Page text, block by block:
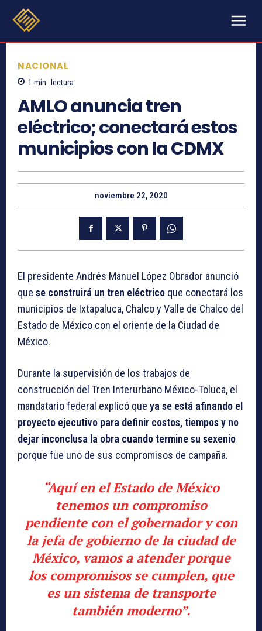
NACIONAL
1 min. lectura
AMLO anuncia tren
eléctrico; conectará estos
municipios con la CDMX
noviembre 22, 2020
El presidente Andrés Manuel López Obrador anunció
que se construirá un tren eléctrico que conectará los
municipios de Ixtapaluca, Chalco y Valle de Chalco del
Estado de México con el oriente de la Ciudad de
México.
Durante la supervisión de los trabajos de
construcción del Tren Interurbano México-Toluca, el
mandatario federal explicó que ya se está afinando el
proyecto ejecutivo para definir costos, tiempos y no
dejar inconclusa la obra cuando termine su sexenio
porque fue uno de sus compromisos de campaña.
“Aquí en el Estado de México
tenemos un compromiso
pendiente con el gobernador y con
la jefa de gobierno de la ciudad de
México, vamos a atender porque
los compromisos se cumplen, que
es un sistema de transporte
también moderno”.